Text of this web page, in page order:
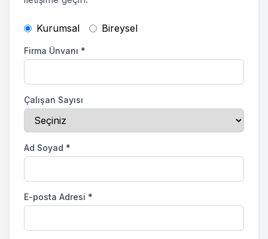
Kurumsal Bireysel
Firma Ünvanı *
Çalışan Sayısı
Ad Soyad *
E-posta Adresi *